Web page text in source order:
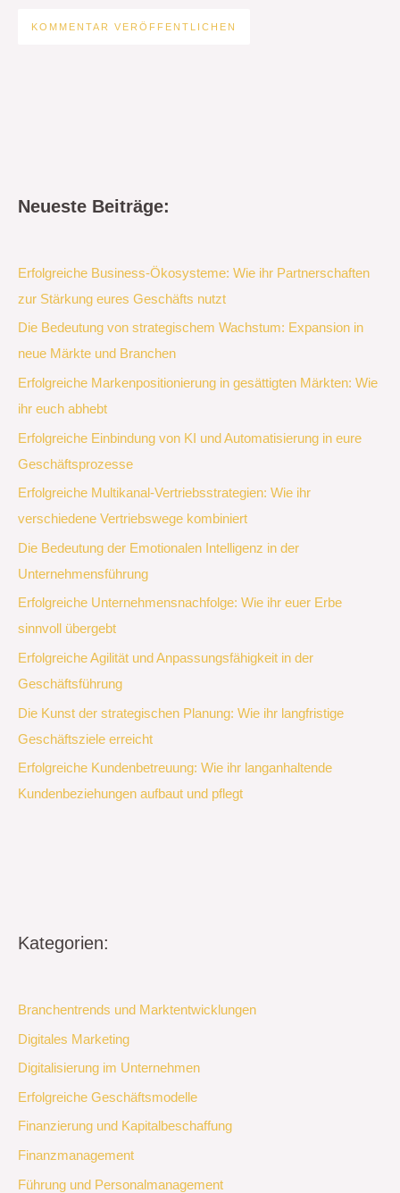
Neueste Beiträge:
Erfolgreiche Business-Ökosysteme: Wie ihr Partnerschaften
zur Stärkung eures Geschäfts nutzt
Die Bedeutung von strategischem Wachstum: Expansion in
neue Märkte und Branchen
Erfolgreiche Markenpositionierung in gesättigten Märkten: Wie
ihr euch abhebt
Erfolgreiche Einbindung von KI und Automatisierung in eure
Geschäftsprozesse
Erfolgreiche Multikanal-Vertriebsstrategien: Wie ihr
verschiedene Vertriebswege kombiniert
Die Bedeutung der Emotionalen Intelligenz in der
Unternehmensführung
Erfolgreiche Unternehmensnachfolge: Wie ihr euer Erbe
sinnvoll übergebt
Erfolgreiche Agilität und Anpassungsfähigkeit in der
Geschäftsführung
Die Kunst der strategischen Planung: Wie ihr langfristige
Geschäftsziele erreicht
Erfolgreiche Kundenbetreuung: Wie ihr langanhaltende
Kundenbeziehungen aufbaut und pflegt
Kategorien:
Branchentrends und Marktentwicklungen
Digitales Marketing
Digitalisierung im Unternehmen
Erfolgreiche Geschäftsmodelle
Finanzierung und Kapitalbeschaffung
Finanzmanagement
Führung und Personalmanagement